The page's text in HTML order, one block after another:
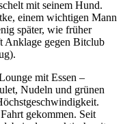
mit seinem Hund.
einem wichtigen Mann
später, wie früher
Anklage gegen Bitclub
mit Essen –
Nudeln und grünen
gekommen. Seit